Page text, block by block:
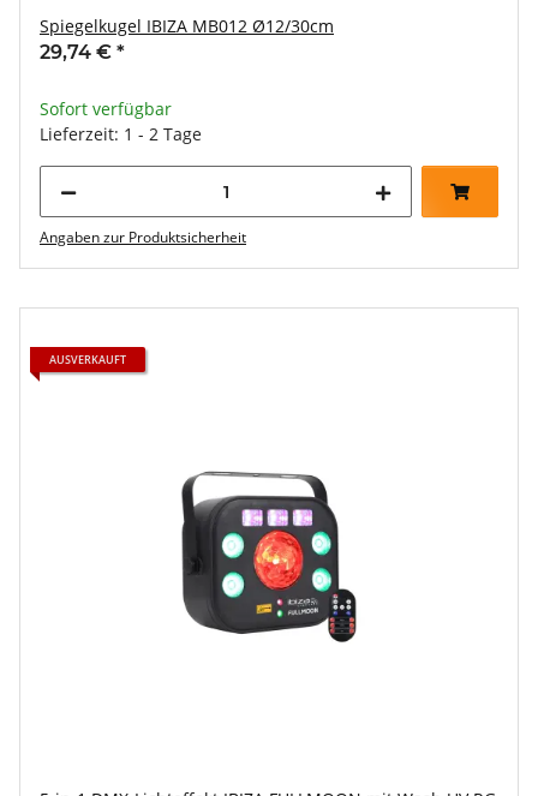
Spiegelkugel IBIZA MB012 Ø12/30cm
29,74 € *
Sofort verfügbar
Lieferzeit: 1 - 2 Tage
Angaben zur Produktsicherheit
AUSVERKAUFT